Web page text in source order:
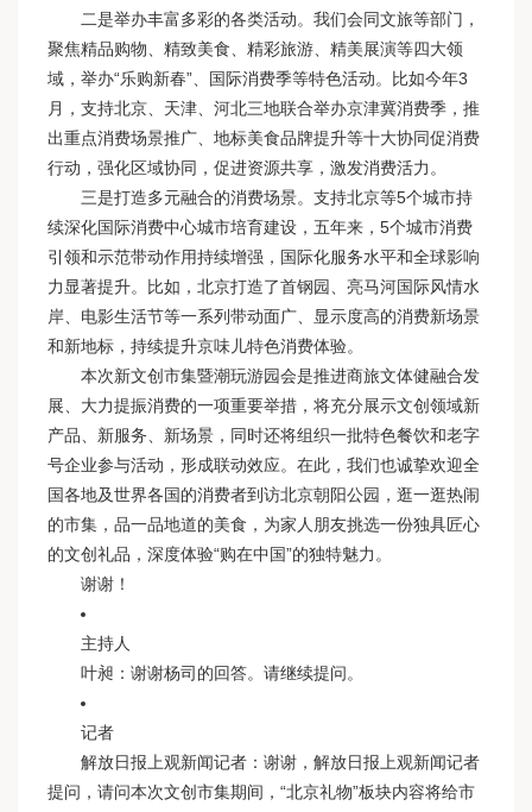
二是举办丰富多彩的各类活动。我们会同文旅等部门，
聚焦精品购物、精致美食、精彩旅游、精美展演等四大领
域，举办“乐购新春”、国际消费季等特色活动。比如今年3
月，支持北京、天津、河北三地联合举办京津冀消费季，推
出重点消费场景推广、地标美食品牌提升等十大协同促消费
行动，强化区域协同，促进资源共享，激发消费活力。
三是打造多元融合的消费场景。支持北京等5个城市持
续深化国际消费中心城市培育建设，五年来，5个城市消费
引领和示范带动作用持续增强，国际化服务水平和全球影响
力显著提升。比如，北京打造了首钢园、亮马河国际风情水
岸、电影生活节等一系列带动面广、显示度高的消费新场景
和新地标，持续提升京味儿特色消费体验。
本次新文创市集暨潮玩游园会是推进商旅文体健融合发
展、大力提振消费的一项重要举措，将充分展示文创领域新
产品、新服务、新场景，同时还将组织一批特色餐饮和老字
号企业参与活动，形成联动效应。在此，我们也诚挚欢迎全
国各地及世界各国的消费者到访北京朝阳公园，逛一逛热闹
的市集，品一品地道的美食，为家人朋友挑选一份独具匠心
的文创礼品，深度体验“购在中国”的独特魅力。
谢谢！
主持人
叶昶：谢谢杨司的回答。请继续提问。
记者
解放日报上观新闻记者：谢谢，解放日报上观新闻记者
提问，请问本次文创市集期间，“北京礼物”板块内容将给市